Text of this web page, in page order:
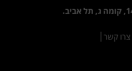
צרו קשר